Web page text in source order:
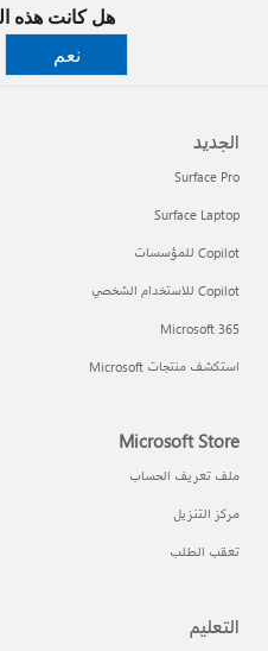
هل كانت هذه
نعم
الجديد
Surface Pro
Surface Laptop
Copilot للمؤسسات
Copilot للاستخدام الشخصي
Microsoft 365
استكشف منتجات Microsoft
Microsoft Store
ملف تعريف الحساب
مركز التنزيل
تعقب الطلب
التعليم